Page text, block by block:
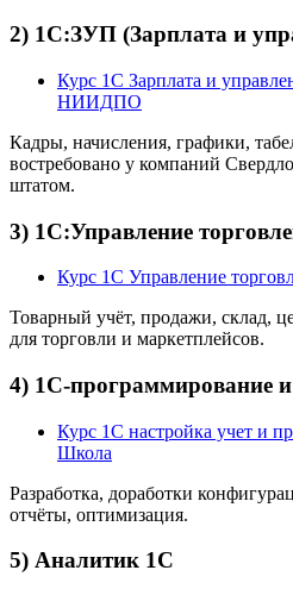
2) 1С:ЗУП (Зарплата и
Курс 1С Зарплата и
НИИДПО
Кадры, начисления, графики,
востребовано у компаний
штатом.
3) 1С:Управление
Курс 1С Управление
Товарный учёт, продажи, склад,
для торговли и маркетплейсов.
4) 1С-программирование и
Курс 1С настройка учет и
Школа
Разработка, доработки
отчёты, оптимизация.
5) Аналитик 1С